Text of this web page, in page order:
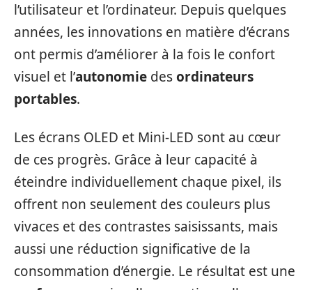
l’utilisateur et l’ordinateur. Depuis quelques
années, les innovations en matière d’écrans
ont permis d’améliorer à la fois le confort
visuel et l’autonomie desordinateurs
portables.
Les écrans OLED et Mini-LED sont au cœur
de ces progrès. Grâce à leur capacité à
éteindre individuellement chaque pixel, ils
offrent non seulement des couleurs plus
vivaces et des contrastes saisissants, mais
aussi une réduction significative de la
consommation d’énergie. Le résultat est une